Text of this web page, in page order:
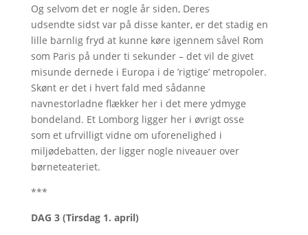
Og selvom det er nogle år siden, Deres
udsendte sidst var på disse kanter, er det stadig en
lille barnlig fryd at kunne køre igennem såvel Rom
som Paris på under ti sekunder – det vil de givet
misunde dernede i Europa i de ’rigtige’ metropoler.
Skønt er det i hvert fald med sådanne
navnestorladne flækker her i det mere ydmyge
bondeland. Et Lomborg ligger her i øvrigt osse
som et ufrvilligt vidne om uforenelighed i
miljødebatten, der ligger nogle niveauer over
børneteateriet.
***
DAG 3 (Tirsdag 1. april)